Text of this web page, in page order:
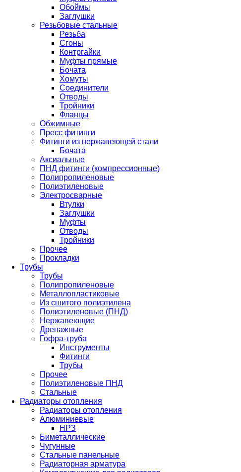
Обоймы
Заглушки
Резьбовые стальные
Резьба
Сгоны
Контргайки
Муфты прямые
Бочата
Хомуты
Соединители
Отводы
Тройники
Фланцы
Обжимные
Пресс фитинги
Фитинги из нержавеющей стали
Бочата
Аксиальные
ПНД фитинги (компрессионные)
Полипропиленовые
Полиэтиленовые
Электросварные
Втулки
Заглушки
Муфты
Отводы
Тройники
Прочее
Прокладки
Трубы
Трубы
Полипропиленовые
Металлопластиковые
Из сшитого полиэтилена
Полиэтиленовые (ПНД)
Нержавеющие
Дренажные
Гофра-труба
Инструменты
Фитинги
Трубы
Прочее
Полиэтиленовые ПНД
Стальные
Радиаторы отопления
Радиаторы отопления
Алюминиевые
НРЗ
Биметаллические
Чугунные
Стальные панельные
Радиаторная арматура